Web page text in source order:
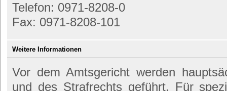
Telefon: 0971-8208-0
Fax: 0971-8208-101
Weitere Informationen
Vor dem Amtsgericht werden
und des Strafrechts geführt. Für